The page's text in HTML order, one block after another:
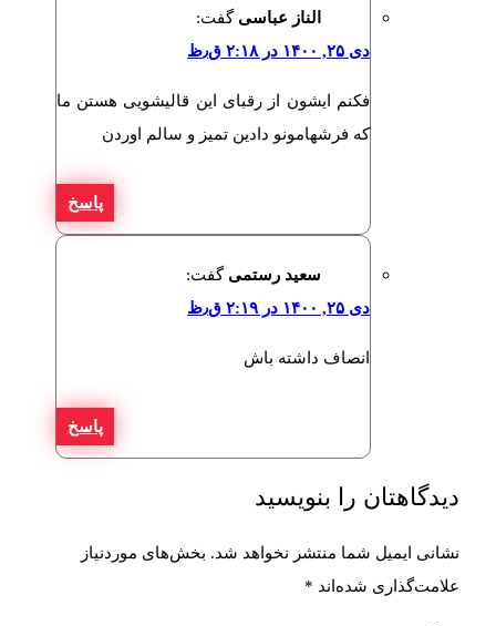
الناز عباسی گفت:
دی ۲۵, ۱۴۰۰ در ۲:۱۸ ق٫ظ
فکنم ایشون از رقبای این قالیشویی هستن ما
که فرشهامونو دادین تمیز و سالم اوردن
پاسخ
سعید رستمی گفت:
دی ۲۵, ۱۴۰۰ در ۲:۱۹ ق٫ظ
انصاف داشته باش
پاسخ
دیدگاهتان را بنویسید
نشانی ایمیل شما منتشر نخواهد شد. بخش‌های موردنیاز
علامت‌گذاری شده‌اند *